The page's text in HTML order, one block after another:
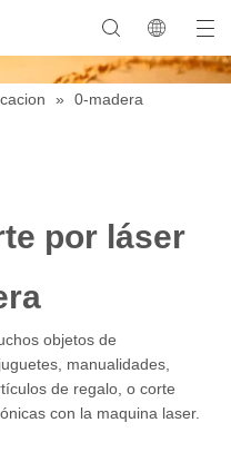
» 0-madera
por láser
objetos de
manualidades,
de regalo, o corte
con la maquina laser.